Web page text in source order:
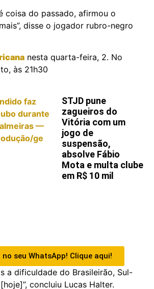
coisa do passado, afirmou o
disse o jogador rubro-negro
nesta quarta-feira, 2. No
às 21h30
STJD pune
zagueiros do
Vitória com um
jogo de
suspensão,
absolve Fábio
Mota e multa clube
em R$ 10 mil
seu WhatsApp! Clique aqui!
a dificuldade do Brasileirão, Sul-
concluiu Lucas Halter.